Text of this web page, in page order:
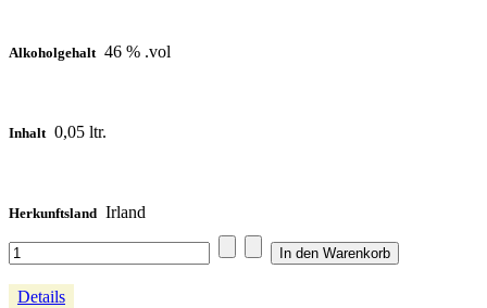
Alkoholgehalt 46 % .vol
Inhalt 0,05 ltr.
Herkunftsland Irland
Details